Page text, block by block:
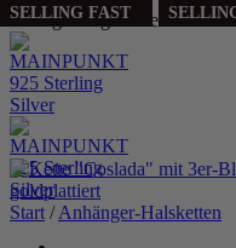
Handgefertigt aus echtem
Zum
Inhalt
springen
Start / Anhänger-Halsketten
PERSONALIZED
SELLING FAST